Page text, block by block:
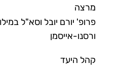
מרצה
פרופ' יורם יובל וסא"ל
ורסנו-אייסמן
קהל היעד